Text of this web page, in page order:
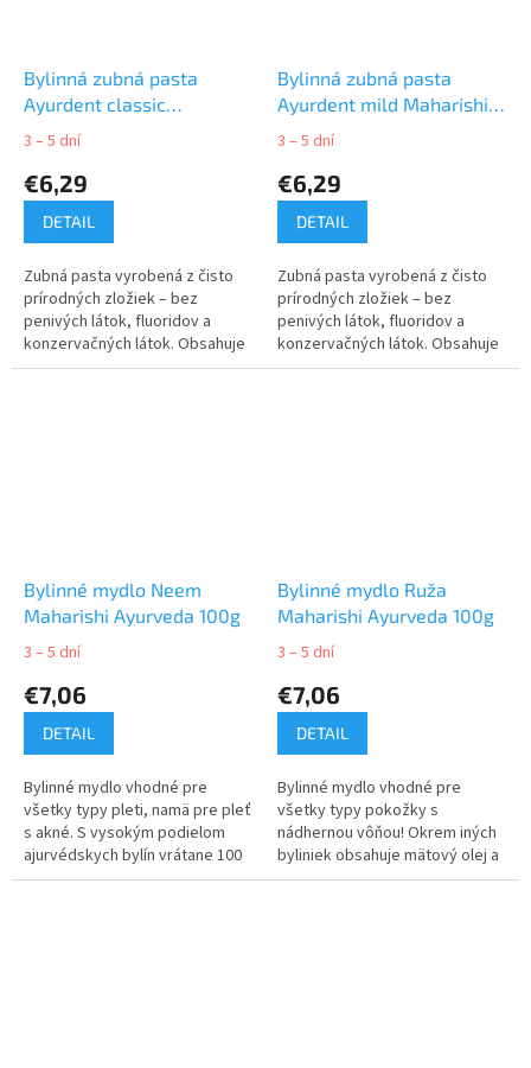
Bylinná zubná pasta
Ayurdent classic
Maharishi Ayurveda 75ml
3 – 5 dní
€6,29
DETAIL
Zubná pasta vyrobená z čisto
prírodných zložiek – bez
penivých látok, fluoridov a
konzervačných látok. Obsahuje
zmes 20 ajurvédskych bylín a
Bylinná zubná pasta
Ayurdent mild Maharishi
Ayurveda 75ml
3 – 5 dní
€6,29
DETAIL
Zubná pasta vyrobená z čisto
prírodných zložiek – bez
penivých látok, fluoridov a
konzervačných látok. Obsahuje
zmes 21 ajurvédskych bylín a
Bylinné mydlo Neem
Maharishi Ayurveda 100g
3 – 5 dní
€7,06
DETAIL
Bylinné mydlo vhodné pre
všetky typy pleti, namä pre pleť
s akné. S vysokým podielom
ajurvédskych bylín vrátane 100
% prírodného aromatického
Bylinné mydlo Ruža
Maharishi Ayurveda 100g
3 – 5 dní
€7,06
DETAIL
Bylinné mydlo vhodné pre
všetky typy pokožky s
nádhernou vôňou! Okrem iných
byliniek obsahuje mätový olej a
100 % prírodný ružový olej.